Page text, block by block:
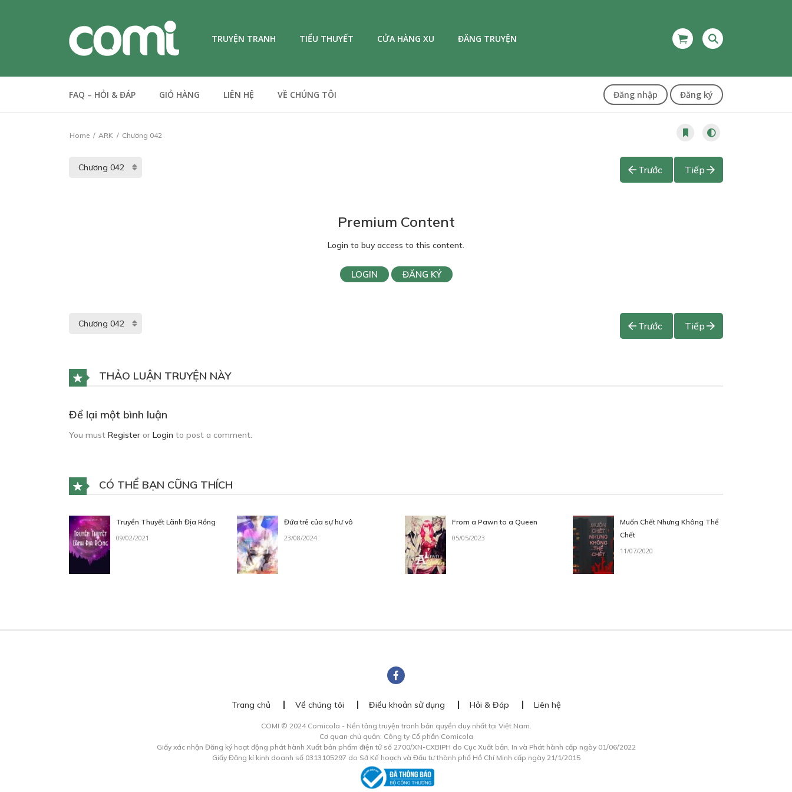
TRUYỆN TRANH TIỂU THUYẾT CỬA HÀNG XU ĐĂNG TRUYỆN
FAQ – HỎI & ĐÁP GIỎ HÀNG LIÊN HỆ VỀ CHÚNG TÔI Đăng nhập Đăng ký
Home ARK Chương 042
Trước Tiếp
Premium Content
Login to buy access to this content.
LOGIN ĐĂNG KÝ
Trước Tiếp
THẢO LUẬN TRUYỆN NÀY
Để lại một bình luận
You must Register or Login to post a comment.
CÓ THỂ BẠN CŨNG THÍCH
Truyền Thuyết Lãnh Địa Rồng
09/02/2021
Đứa trẻ của sự hư vô
23/08/2024
From a Pawn to a Queen
05/05/2023
Muốn Chết Nhưng Không Thể
Chết
11/07/2020
Trang chủ Về chúng tôi Điều khoản sử dụng Hỏi & Đáp Liên hệ
COMI © 2024 Comicola - Nền tảng truyện tranh bản quyền duy nhất tại Việt Nam.
Cơ quan chủ quản: Công ty Cổ phần Comicola
Giấy xác nhận Đăng ký hoạt động phát hành Xuất bản phẩm điện tử số 2700/XN-CXBIPH do Cục Xuất bản, In và Phát hành cấp ngày 01/06/2022
Giấy Đăng kí kinh doanh số 0313105297 do Sở Kế hoạch và Đầu tư thành phố Hồ Chí Minh cấp ngày 21/1/2015